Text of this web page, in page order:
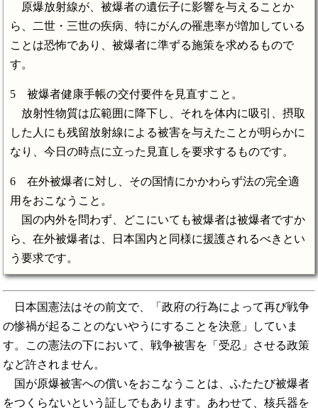
原爆放射線が、被爆者の遺伝子に影響を与えることか
ら、二世・三世の疾病、特にがんの罹患率が増加している
ことは恐怖であり、被爆者に準ずる施策を求めるもので
す。
5 被爆者健康手帳の交付要件を見直すこと。
放射性物質は広範囲に降下し、それを体内に吸引、摂取
した人にも残留放射線による被害を与えたことが明らかに
なり、今日の時点に立った見直しを要求するものです。
6 在外被爆者に対し、その国情にかかわらず法の完全適
用をおこなうこと。
国の内外を問わず、どこにいても被爆者は被爆者ですか
ら、在外被爆者は、日本国内と同様に援護されるべきとい
う要求です。
日本国憲法はその前文で、「政府の行為によって再び戦争
の惨禍が起ることのないやうにすることを決意」していま
す。この憲法の下において、戦争被害を「受忍」させる政策
など許されません。
国が原爆被害への償いをおこなうことは、ふたたび被爆者
をつくらないという証しでもあります。あわせて、核兵器を